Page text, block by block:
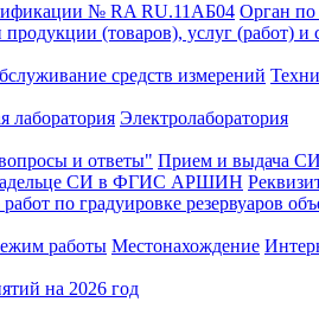
№ RA RU.11АБ04 Орган
(товаров), услуг (работ) и
средств измерений
лаборатория Электролаборатория
и ответы" Прием и выдача
СИ в ФГИС АРШИН
по градуировке резервуаров
работы Местонахождение
на 2026 год